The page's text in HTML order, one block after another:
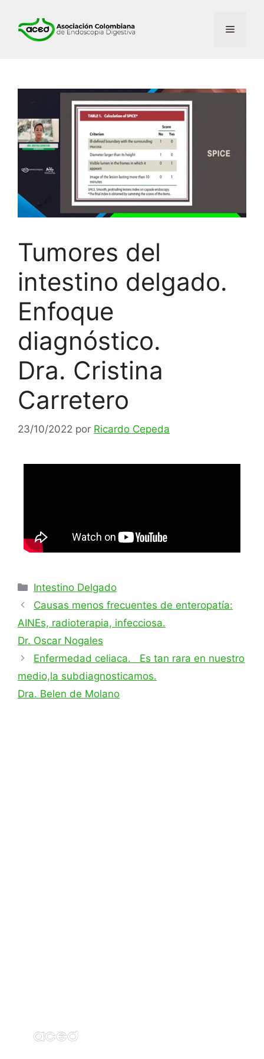
Tumores del
intestino delgado.
Enfoque
diagnóstico.
Dra. Cristina
Carretero
23/10/2022 por Ricardo Cepeda
Intestino Delgado
Causas menos frecuentes de enteropatía:
AINEs, radioterapia, infecciosa.
Dr. Oscar Nogales
Enfermedad celiaca. Es tan rara en nuestro
medio,la subdiagnosticamos.
Dra. Belen de Molano